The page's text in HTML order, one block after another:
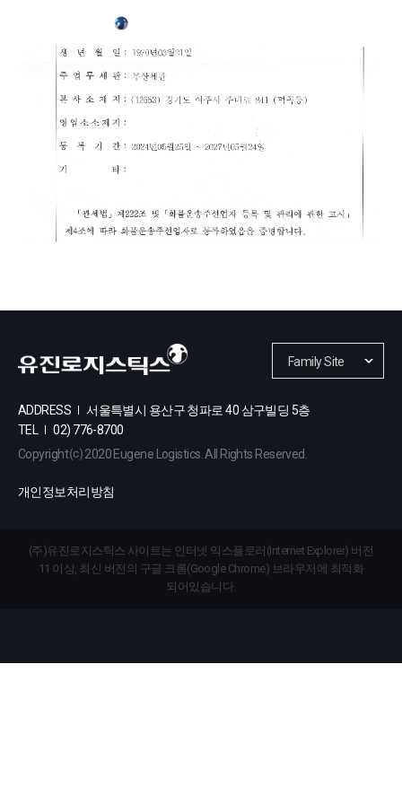
ADDRESS
서울특별시 용산구 청파로 40 삼구빌딩 5층
TEL
02) 776-8700
Copyright ⒞ 2020 Eugene Logistics. All Rights Reserved.
개인정보처리방침
(주)유진로지스틱스 사이트는 인터넷 익스플로러(Internet Explorer) 버전
11 이상, 최신 버전의 구글 크롬(Google Chrome) 브라우저에 최적화
되어있습니다.